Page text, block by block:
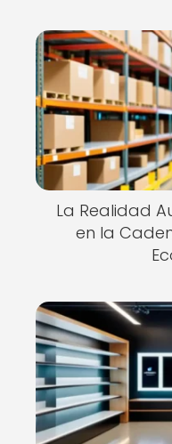
La Realidad
en la